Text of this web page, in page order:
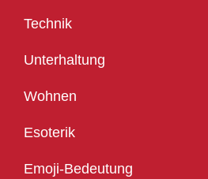
Technik
Unterhaltung
Wohnen
Esoterik
Emoji-Bedeutung